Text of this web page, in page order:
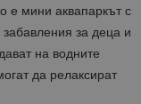
е мини аквапаркът с
за деца и
на водните
да релаксират